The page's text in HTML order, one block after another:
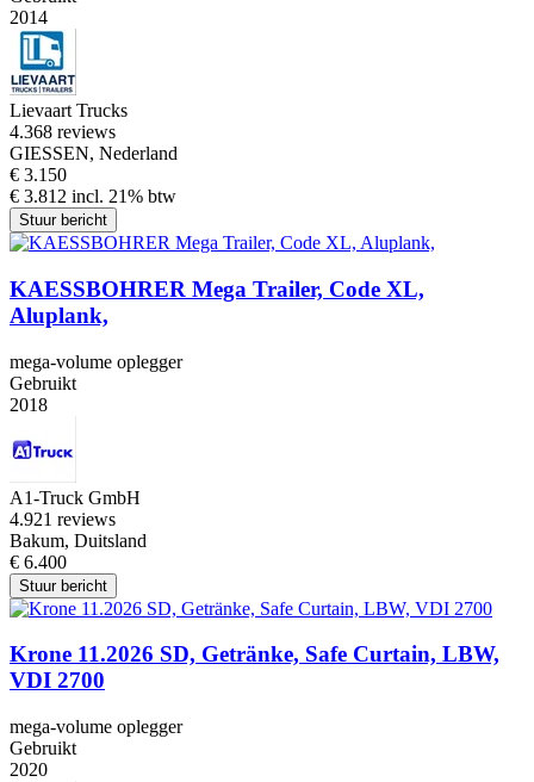
2014
Lievaart Trucks
4.368 reviews
GIESSEN, Nederland
€ 3.150
€ 3.812 incl. 21% btw
Stuur bericht
KAESSBOHRER Mega Trailer, Code XL,
Aluplank,
mega-volume oplegger
Gebruikt
2018
A1-Truck GmbH
4.921 reviews
Bakum, Duitsland
€ 6.400
Stuur bericht
Krone 11.2026 SD, Getränke, Safe Curtain, LBW,
VDI 2700
mega-volume oplegger
Gebruikt
2020